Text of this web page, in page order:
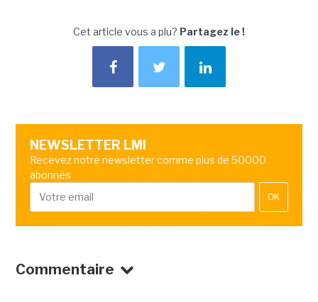
Cet article vous a plu? Partagez le !
NEWSLETTER LMI
Recevez notre newsletter comme plus de 50000
abonnés
OK
Commentaire